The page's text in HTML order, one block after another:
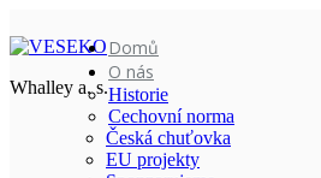
Whalley a. s.
Domů
O nás
Historie
Cechovní norma
Česká chuťovka
EU projekty